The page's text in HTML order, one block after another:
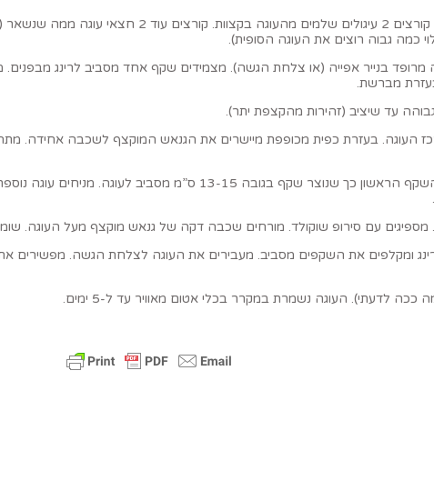
מוציאים את העוגה מהמקרר. בעזרת הרינג העגול,
מברשת.
עד שיציב (זהירות מהקצפת יתר).
בעזרת כפית מכופפת מיישרים את הגנאש המוקצף לשכבה אחידה.
מצמידים בעדינות את השקף השני בין הרינג לבין השקף הראשון
עם סירופ שוקולד. מורחים שכבה דקה של גנאש מוקצף מעל העוגה.
ומקלפים את השקפים מסביב. מעבירים את העוגה לצלחת הגשה. מפשירים
לדעתי). העוגה נשמרת במקרר בכלי אטום מאוויר עד ל-5 ימים.